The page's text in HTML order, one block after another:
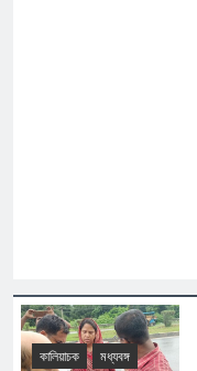
কালিয়াচক
মধ্যবঙ্গ